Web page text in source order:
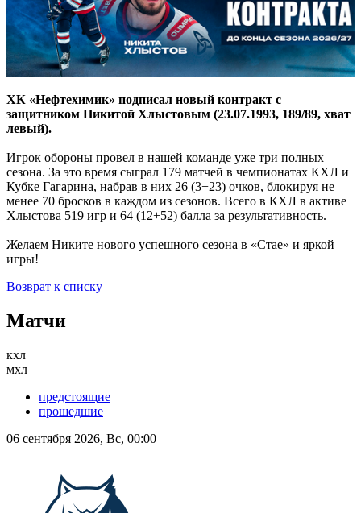
ХК «Нефтехимик» подписал новый контракт с
защитником Никитой Хлыстовым (23.07.1993, 189/89, хват
левый).
Игрок обороны провел в нашей команде уже три полных
сезона. За это время сыграл 179 матчей в чемпионатах КХЛ и
Кубке Гагарина, набрав в них 26 (3+23) очков, блокируя не
менее 70 бросков в каждом из сезонов. Всего в КХЛ в активе
Хлыстова 519 игр и 64 (12+52) балла за результативность.
Желаем Никите нового успешного сезона в «Стае» и яркой
игры!
Возврат к списку
Матчи
кхл
мхл
предстоящие
прошедшие
06 сентября 2026, Вс, 00:00